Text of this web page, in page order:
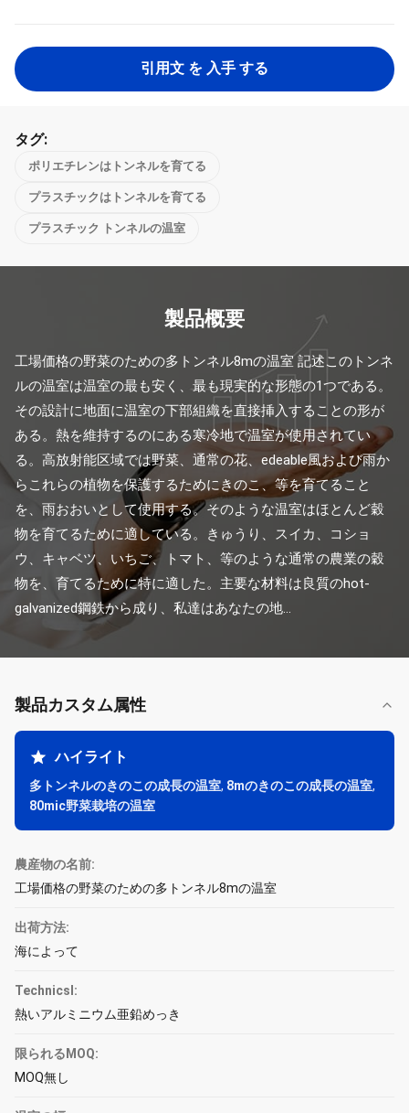
引用文 を 入手 する
タグ:
ポリエチレンはトンネルを育てる
プラスチックはトンネルを育てる
プラスチック トンネルの温室
製品概要
工場価格の野菜のための多トンネル8mの温室 記述このトンネ
ルの温室は温室の最も安く、最も現実的な形態の1つである。
その設計に地面に温室の下部組織を直接挿入することの形が
ある。熱を維持するのにある寒冷地で温室が使用されてい
る。高放射能区域では野菜、通常の花、edeable風および雨か
らこれらの植物を保護するためにきのこ、等を育てること
を、雨おおいとして使用する。そのような温室はほとんど穀
物を育てるために適している。きゅうり、スイカ、コショ
ウ、キャベツ、いちご、トマト、等のような通常の農業の穀
物を、育てるために特に適した。主要な材料は良質のhot-
galvanized鋼鉄から成り、私達はあなたの地...
製品カスタム属性
ハイライト
多トンネルのきのこの成長の温室, 8mのきのこの成長の温室,
80mic野菜栽培の温室
農産物の名前:
工場価格の野菜のための多トンネル8mの温室
出荷方法:
海によって
Technicsl:
熱いアルミニウム亜鉛めっき
限られるMOQ:
MOQ無し